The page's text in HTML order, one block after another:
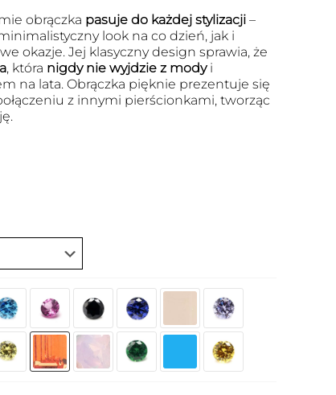
obrączka pasuje do każdej stylizacji–
look na co dzień, jak i
okazje. Jej klasyczny design sprawia, że
, która nigdy nie wyjdzie z modyi
na lata. Obrączka pięknie prezentuje się
z innymi pierścionkami, tworząc